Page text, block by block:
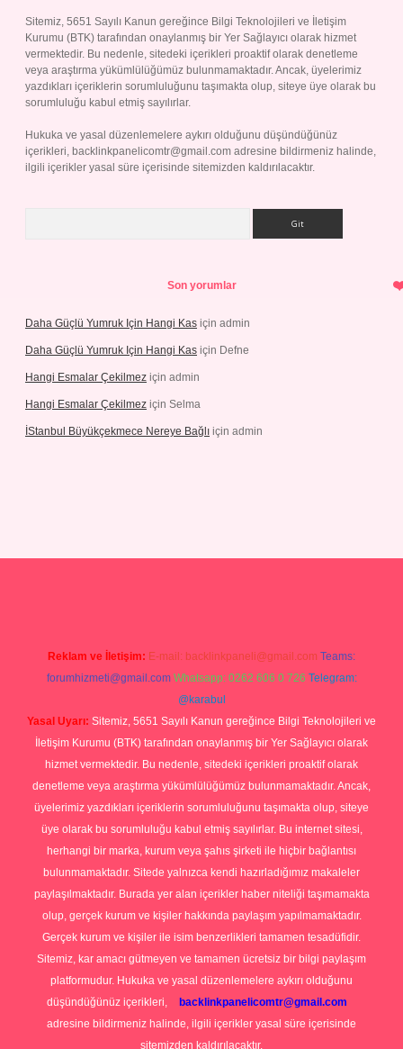
Sitemiz, 5651 Sayılı Kanun gereğince Bilgi Teknolojileri ve İletişim
Kurumu (BTK) tarafından onaylanmış bir Yer Sağlayıcı olarak hizmet
vermektedir. Bu nedenle, sitedeki içerikleri proaktif olarak denetleme
veya araştırma yükümlülüğümüz bulunmamaktadır. Ancak, üyelerimiz
yazdıkları içeriklerin sorumluluğunu taşımakta olup, siteye üye olarak bu
sorumluluğu kabul etmiş sayılırlar.
Hukuka ve yasal düzenlemelere aykırı olduğunu düşündüğünüz
içerikleri, backlinkpanelicomtr@gmail.com adresine bildirmeniz halinde,
ilgili içerikler yasal süre içerisinde sitemizden kaldırılacaktır.
Son yorumlar
Daha Güçlü Yumruk Için Hangi Kas için admin
Daha Güçlü Yumruk Için Hangi Kas için Defne
Hangi Esmalar Çekilmez için admin
Hangi Esmalar Çekilmez için Selma
İStanbul Büyükçekmece Nereye Bağlı için admin
Reklam ve İletişim: E-mail: backlinkpaneli@gmail.com Teams:
forumhizmeti@gmail.com Whatsapp: 0262 606 0 726 Telegram:
@karabul
Yasal Uyarı: Sitemiz, 5651 Sayılı Kanun gereğince Bilgi Teknolojileri ve
İletişim Kurumu (BTK) tarafından onaylanmış bir Yer Sağlayıcı olarak
hizmet vermektedir. Bu nedenle, sitedeki içerikleri proaktif olarak
denetleme veya araştırma yükümlülüğümüz bulunmamaktadır. Ancak,
üyelerimiz yazdıkları içeriklerin sorumluluğunu taşımakta olup, siteye
üye olarak bu sorumluluğu kabul etmiş sayılırlar. Bu internet sitesi,
herhangi bir marka, kurum veya şahıs şirketi ile hiçbir bağlantısı
bulunmamaktadır. Sitede yalnızca kendi hazırladığımız makaleler
paylaşılmaktadır. Burada yer alan içerikler haber niteliği taşımamakta
olup, gerçek kurum ve kişiler hakkında paylaşım yapılmamaktadır.
Gerçek kurum ve kişiler ile isim benzerlikleri tamamen tesadüfidir.
Sitemiz, kar amacı gütmeyen ve tamamen ücretsiz bir bilgi paylaşım
platformudur. Hukuka ve yasal düzenlemelere aykırı olduğunu
düşündüğünüz içerikleri,
backlinkpanelicomtr@gmail.com
adresine bildirmeniz halinde, ilgili içerikler yasal süre içerisinde
sitemizden kaldırılacaktır.